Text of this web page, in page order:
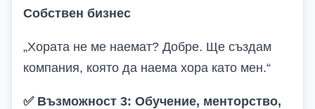
Собствен бизнес
„Хората не ме наемат? Добре. Ще създам
компания, която да наема хора като мен.“
✅Възможност 3: Обучение, менторство,